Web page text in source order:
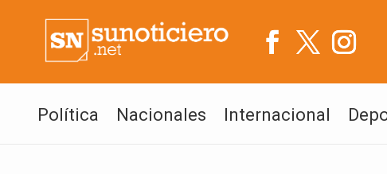
Política Nacionales Internacional